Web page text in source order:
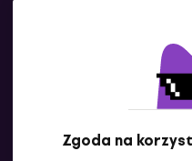
Zgoda na